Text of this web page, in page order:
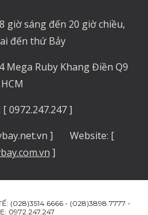
giờ sáng đến 20 giờ chiều,
đến thứ Bảy
Mega Ruby Khang Điền Q9
HCM
0972.247.247 ]
] Website: [
]
(028)3514.6666 - (028)3898.7777 -
0972.247.247